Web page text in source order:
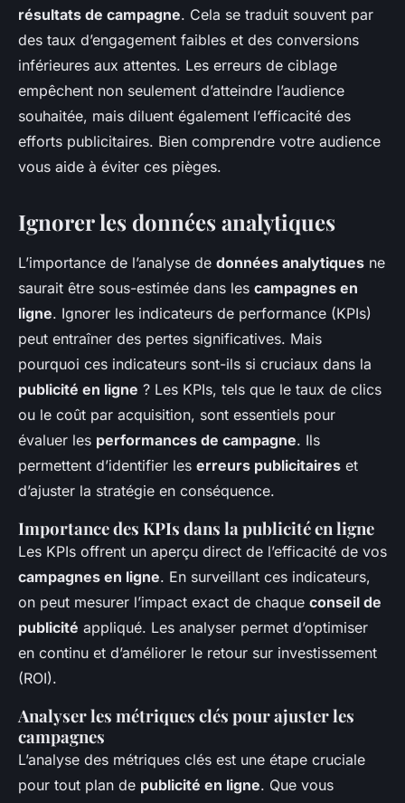
résultats de campagne. Cela se traduit souvent par
des taux d’engagement faibles et des conversions
inférieures aux attentes. Les erreurs de ciblage
empêchent non seulement d’atteindre l’audience
souhaitée, mais diluent également l’efficacité des
efforts publicitaires. Bien comprendre votre audience
vous aide à éviter ces pièges.
Ignorer les données analytiques
L’importance de l’analyse de données analytiques ne
saurait être sous-estimée dans les campagnes en
ligne. Ignorer les indicateurs de performance (KPIs)
peut entraîner des pertes significatives. Mais
pourquoi ces indicateurs sont-ils si cruciaux dans la
publicité en ligne ? Les KPIs, tels que le taux de clics
ou le coût par acquisition, sont essentiels pour
évaluer les performances de campagne. Ils
permettent d’identifier les erreurs publicitaires et
d’ajuster la stratégie en conséquence.
Importance des KPIs dans la publicité en ligne
Les KPIs offrent un aperçu direct de l’efficacité de vos
campagnes en ligne. En surveillant ces indicateurs,
on peut mesurer l’impact exact de chaque conseil de
publicité appliqué. Les analyser permet d’optimiser
en continu et d’améliorer le retour sur investissement
(ROI).
Analyser les métriques clés pour ajuster les
campagnes
L’analyse des métriques clés est une étape cruciale
pour tout plan de publicité en ligne. Que vous